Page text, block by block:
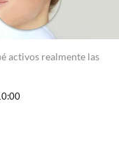
activos realmente las